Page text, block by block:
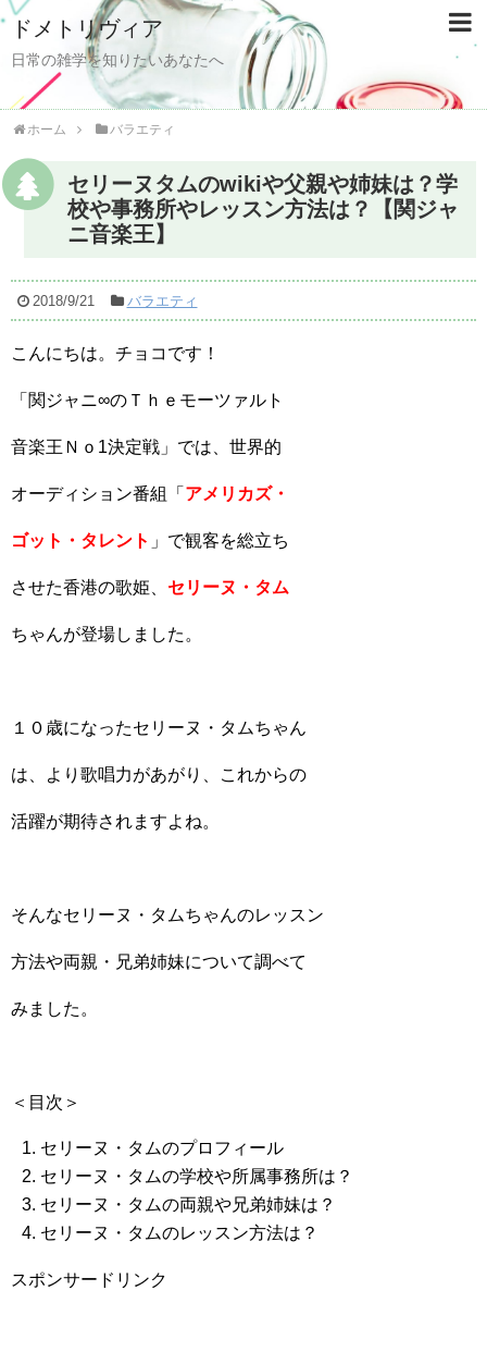
ドメトリヴィア
日常の雑学を知りたいあなたへ
ホーム バラエティ
セリーヌタムのwikiや父親や姉妹は？学
校や事務所やレッスン方法は？【関ジャ
ニ音楽王】
2018/9/21 バラエティ
こんにちは。チョコです！
「関ジャニ∞のＴｈｅモーツァルト
音楽王Ｎｏ1決定戦」では、世界的
オーディション番組「 アメリカズ・
ゴット・タレント 」で観客を総立ち
させた香港の歌姫、 セリーヌ・タム
ちゃんが登場しました。
１０歳になったセリーヌ・タムちゃん
は、より歌唱力があがり、これからの
活躍が期待されますよね。
そんなセリーヌ・タムちゃんのレッスン
方法や両親・兄弟姉妹について調べて
みました。
＜目次＞
セリーヌ・タムのプロフィール
セリーヌ・タムの学校や所属事務所は？
セリーヌ・タムの両親や兄弟姉妹は？
セリーヌ・タムのレッスン方法は？
スポンサードリンク